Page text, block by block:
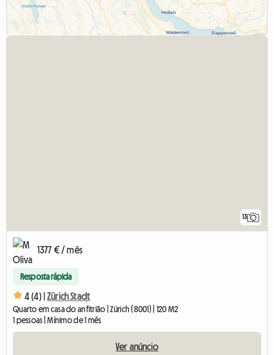
13
1377 € / mês
Resposta rápida
4 (4) | Zürich Stadt
Quarto em casa do anfitrião | Zürich (8001) | 120 M2
1 pessoas | Mínimo de 1 mês
Ver anúncio